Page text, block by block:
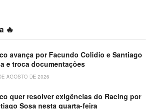
🔥
avança por Facundo Colidio e Santiago
e troca documentações
AGOSTO DE 2026
quer resolver exigências do Racing por
Sosa nesta quarta-feira